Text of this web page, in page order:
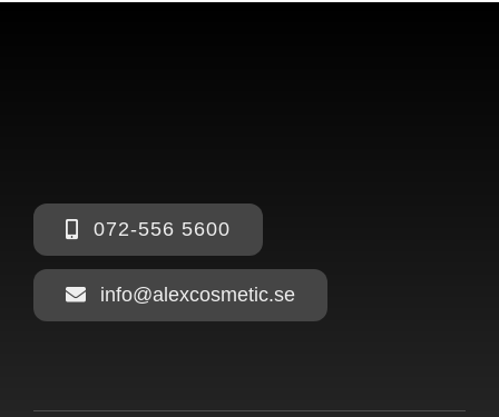
072-556 5600
info@alexcosmetic.se